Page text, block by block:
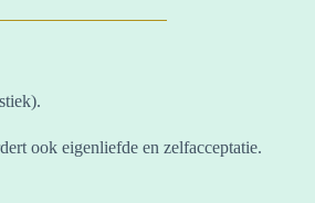
ook eigenliefde en zelfacceptatie.